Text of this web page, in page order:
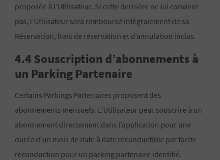
proposée à l’Utilisateur. Si cette dernière ne lui convient
pas, l’Utilisateur sera remboursé intégralement de sa
Réservation, frais de réservation et d’annulation inclus.
4.4 Souscription d’abonnements à
un Parking Partenaire
Certains Parkings Partenaires proposent des
abonnements mensuels. L’Utilisateur peut souscrire à un
abonnement directement dans l’application pour une
durée d’un mois de date à date reconductible par tacite
reconduction pour un parking partenaire identifié.